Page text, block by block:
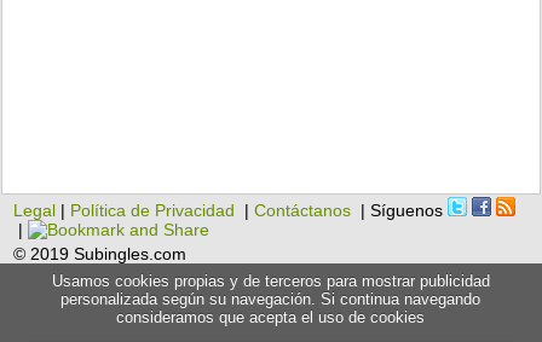
Legal | Política de Privacidad |Contáctanos | Síguenos
|
© 2019 Subingles.com
Usamos cookies propias y de terceros para mostrar publicidad
personalizada según su navegación. Si continua navegando
consideramos que acepta el uso de cookies